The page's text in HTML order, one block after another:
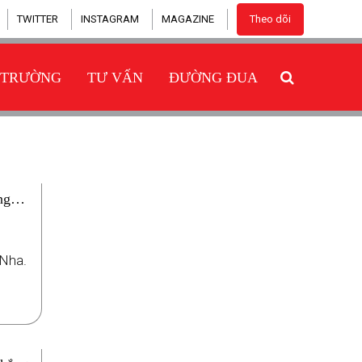
TWITTER INSTAGRAM MAGAZINE Theo dõi
TƯ VẤN ĐƯỜNG ĐUA